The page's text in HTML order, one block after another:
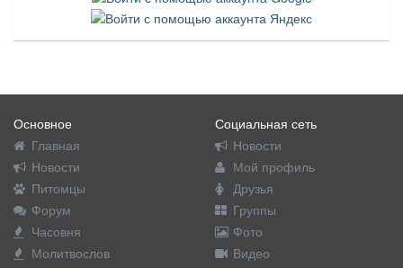
Основное
Главная
Новости
Питомцы
Форум
Часовня
Молитвослов
Социальная сеть
Новости
Мой профиль
Друзья
Группы
Фото
Видео